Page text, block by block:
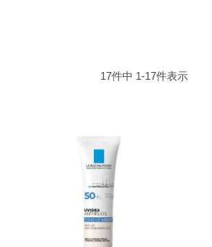
17件中 1-17件表示